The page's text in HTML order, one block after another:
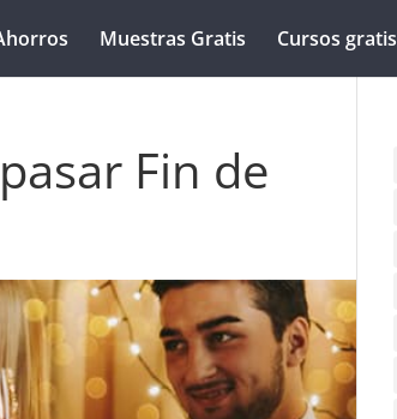
Muestras Gratis Cursos gratis
Fin de